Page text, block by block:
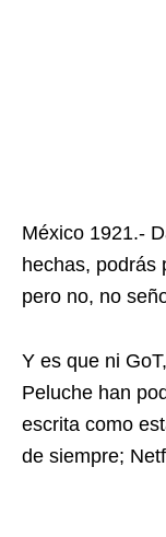
México 1921.-
hechas, podrás
pero no, no
Y es que ni
Peluche han
escrita como
de siempre;